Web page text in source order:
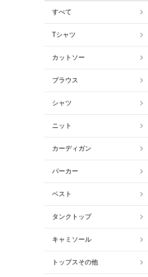
すべて
Tシャツ
カットソー
ブラウス
シャツ
ニット
カーディガン
パーカー
ベスト
タンクトップ
キャミソール
トップスその他